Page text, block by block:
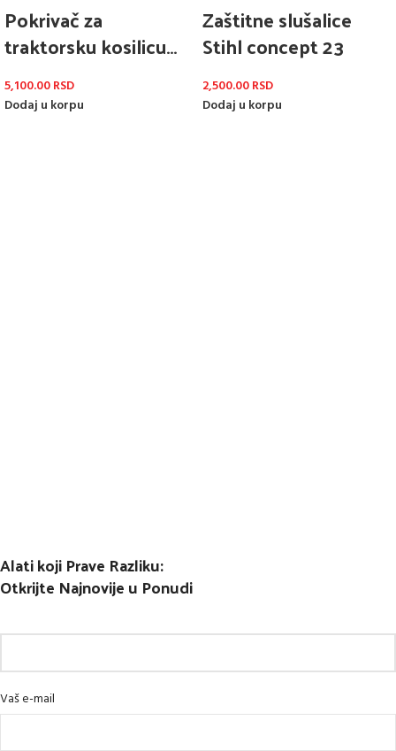
Pokrivač za
traktorsku kosilicu
B&S 992425
5,100.00RSD
Dodaj u korpu
Zaštitne slušalice
Stihl concept 23
2,500.00RSD
Dodaj u korpu
Alati koji Prave Razliku:
Otkrijte Najnovije u Ponudi
Vaš e-mail